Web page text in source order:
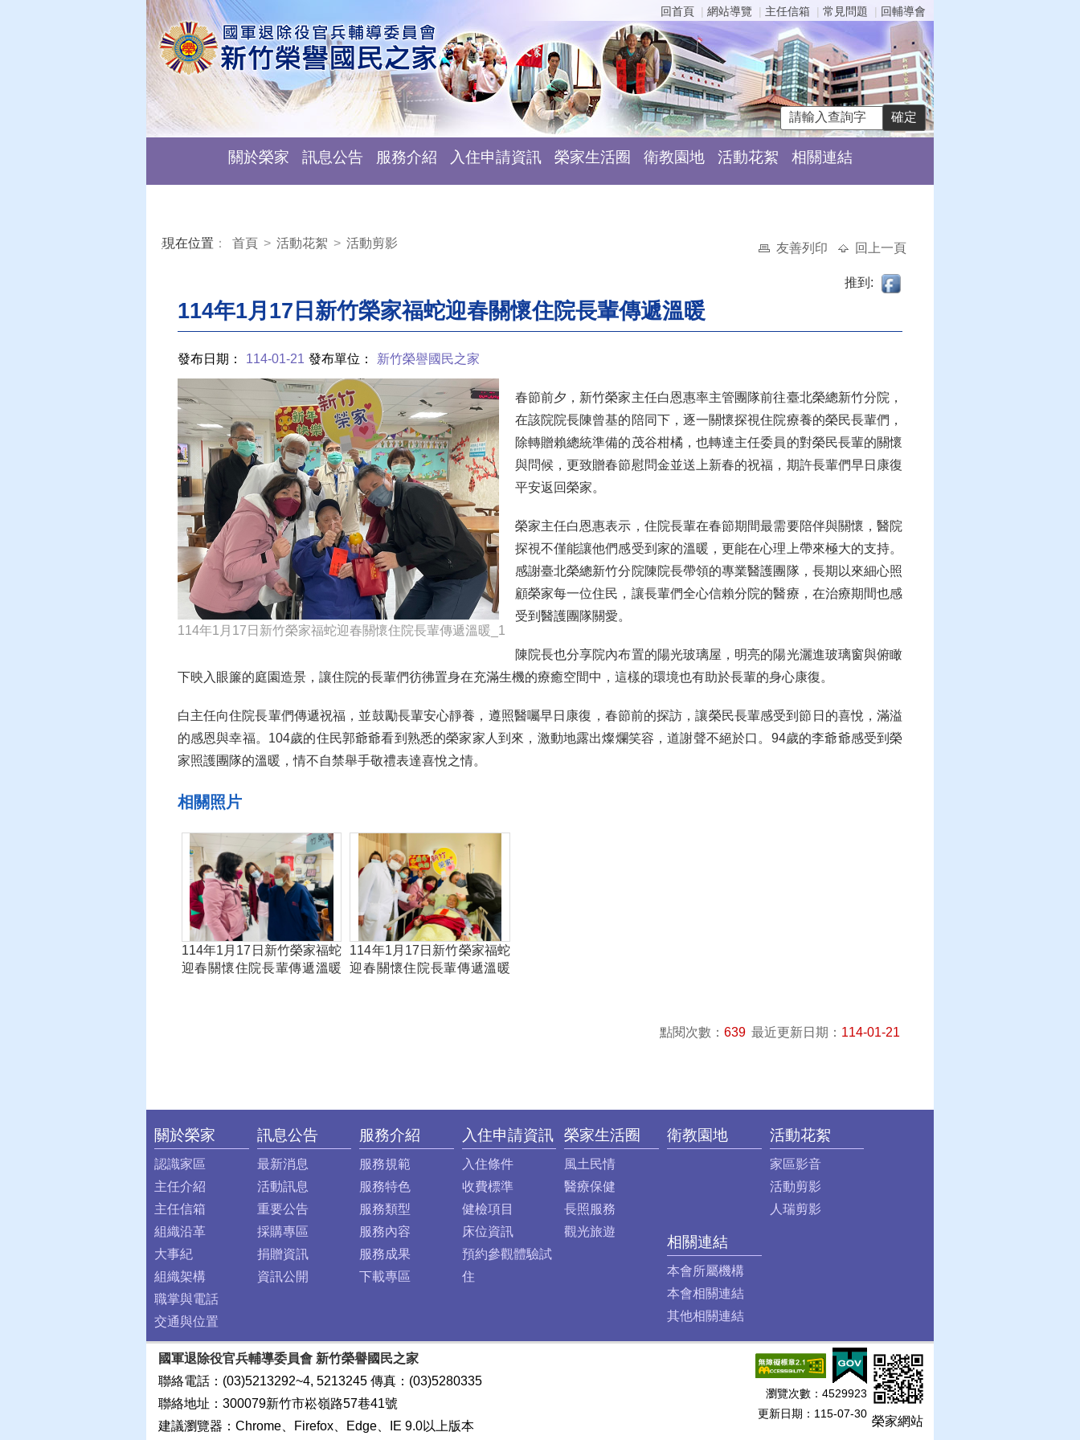
回首頁 網站導覽 主任信箱 常見問題 回輔導會
關於榮家 訊息公告 服務介紹 入住申請資訊 榮家生活圈 衛教園地 活動花絮 相關連結
:::
現在位置 ： 首頁 > 活動花絮 > 活動剪影 友善列印 回上一頁
推到:
114年1月17日新竹榮家福蛇迎春關懷住院長輩傳遞溫暖
發布日期： 114-01-21 發布單位： 新竹榮譽國民之家
114年1月17日新竹榮家福蛇迎春關懷住院長輩傳遞溫暖_1
春節前夕，新竹榮家主任白恩惠率主管團隊前往臺北榮總新竹分院，
在該院院長陳曾基的陪同下，逐一關懷探視住院療養的榮民長輩們，
除轉贈賴總統準備的茂谷柑橘，也轉達主任委員的對榮民長輩的關懷
與問候，更致贈春節慰問金並送上新春的祝福，期許長輩們早日康復
平安返回榮家。
榮家主任白恩惠表示，住院長輩在春節期間最需要陪伴與關懷，醫院
探視不僅能讓他們感受到家的溫暖，更能在心理上帶來極大的支持。
感謝臺北榮總新竹分院陳院長帶領的專業醫護團隊，長期以來細心照
顧榮家每一位住民，讓長輩們全心信賴分院的醫療，在治療期間也感
受到醫護團隊關愛。
陳院長也分享院內布置的陽光玻璃屋，明亮的陽光灑進玻璃窗與俯瞰
下映入眼簾的庭園造景，讓住院的長輩們彷彿置身在充滿生機的療癒空間中，這樣的環境也有助於長輩的身心康復。
白主任向住院長輩們傳遞祝福，並鼓勵長輩安心靜養，遵照醫囑早日康復，春節前的探訪，讓榮民長輩感受到節日的喜悅，滿溢
的感恩與幸福。104歲的住民郭爺爺看到熟悉的榮家家人到來，激動地露出燦爛笑容，道謝聲不絕於口。94歲的李爺爺感受到榮
家照護團隊的溫暖，情不自禁舉手敬禮表達喜悅之情。
相關照片
114年1月17日新竹榮家福蛇
迎春關懷住院長輩傳遞溫暖
114年1月17日新竹榮家福蛇
迎春關懷住院長輩傳遞溫暖
點閱次數：639 最近更新日期： 114-01-21
:::
關於榮家
認識家區
主任介紹
主任信箱
組織沿革
大事紀
組織架構
職掌與電話
交通與位置
訊息公告
最新消息
活動訊息
重要公告
採購專區
捐贈資訊
資訊公開
服務介紹
服務規範
服務特色
服務類型
服務內容
服務成果
下載專區
入住申請資訊
入住條件
收費標準
健檢項目
床位資訊
預約參觀體驗試
住
榮家生活圈
風土民情
醫療保健
長照服務
觀光旅遊
衛教園地 活動花絮
家區影音
活動剪影
人瑞剪影
相關連結
本會所屬機構
本會相關連結
其他相關連結
國軍退除役官兵輔導委員會 新竹榮譽國民之家
聯絡電話：(03)5213292~4, 5213245 傳真：(03)5280335
聯絡地址：300079新竹市崧嶺路57巷41號
建議瀏覽器：Chrome、Firefox、Edge、IE 9.0以上版本
榮家網站
瀏覽次數： 4529923
更新日期：115-07-30